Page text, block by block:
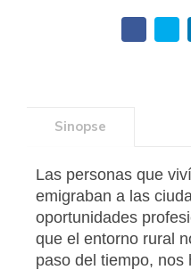
Sinopse
Las personas que
emigraban a las
oportunidades
que el entorno rural
paso del tiempo, nos